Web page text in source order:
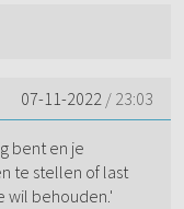
07-11-2022 / 23:03
bent en je
te stellen of last
wil behouden.'